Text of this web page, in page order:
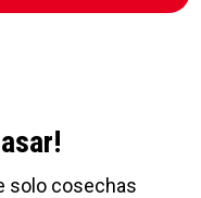
solo cosechas